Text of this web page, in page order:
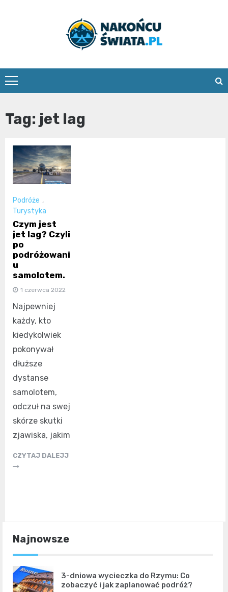
Tag: jet lag
Podróże ,
Turystyka
Czym jest
jet lag? Czyli
po
podróżowani
u
samolotem.
1 czerwca 2022
Najpewniej
każdy, kto
kiedykolwiek
pokonywał
dłuższe
dystanse
samolotem,
odczuł na swej
skórze skutki
zjawiska, jakim
CZYTAJ DALEJJ
Najnowsze
3-dniowa wycieczka do Rzymu: Co
zobaczyć i jak zaplanować podróż?